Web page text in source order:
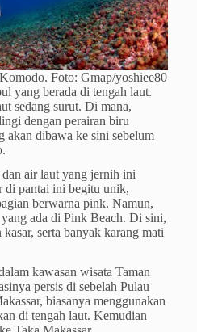
Foto: Gmap/yoshiee80
yang berada di tengah laut.
sedang surut. Di mana,
dengan perairan biru
akan dibawa ke sini sebelum
air laut yang jernih ini
di pantai ini begitu unik,
berwarna pink. Namun,
ada di Pink Beach. Di sini,
serta banyak karang mati
kawasan wisata Taman
persis di sebelah Pulau
biasanya menggunakan
di tengah laut. Kemudian